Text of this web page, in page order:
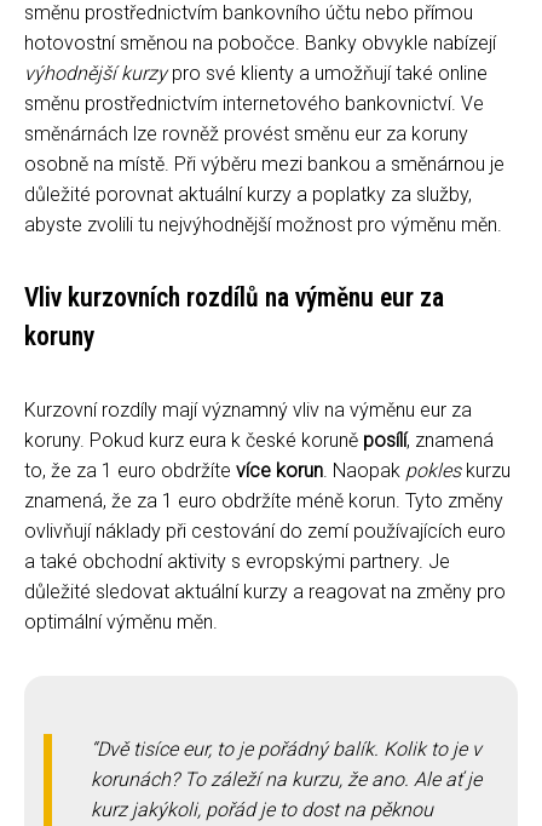
směnu prostřednictvím bankovního účtu nebo přímou
hotovostní směnou na pobočce. Banky obvykle nabízejí
výhodnější kurzypro své klienty a umožňují také online
směnu prostřednictvím internetového bankovnictví. Ve
směnárnách lze rovněž provést směnu eur za koruny
osobně na místě. Při výběru mezi bankou a směnárnou je
důležité porovnat aktuální kurzy a poplatky za služby,
abyste zvolili tu nejvýhodnější možnost pro výměnu měn.
Vliv kurzovních rozdílů na výměnu eur za
koruny
Kurzovní rozdíly mají významný vliv na výměnu eur za
koruny. Pokud kurz eura k české koruně posílí, znamená
to, že za 1 euro obdržíte více korun . Naopak pokleskurzu
znamená, že za 1 euro obdržíte méně korun. Tyto změny
ovlivňují náklady při cestování do zemí používajících euro
a také obchodní aktivity s evropskými partnery. Je
důležité sledovat aktuální kurzy a reagovat na změny pro
optimální výměnu měn.
Dvě tisíce eur, to je pořádný balík. Kolik to je v
korunách? To záleží na kurzu, že ano. Ale ať je
kurz jakýkoli, pořád je to dost na pěknou